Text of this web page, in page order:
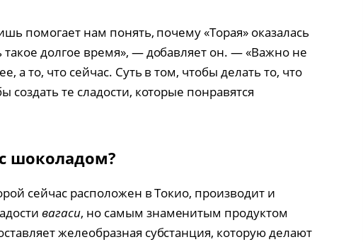
помогает нам понять, почему «Торая» оказалась
такое долгое время», — добавляет он. — «Важно не
а то, что сейчас. Суть в том, чтобы делать то, что
создать те сладости, которые понравятся
с шоколадом?
сейчас расположен в Токио, производит и
вагаси, но самым знаменитым продуктом
желеобразная субстанция, которую делают